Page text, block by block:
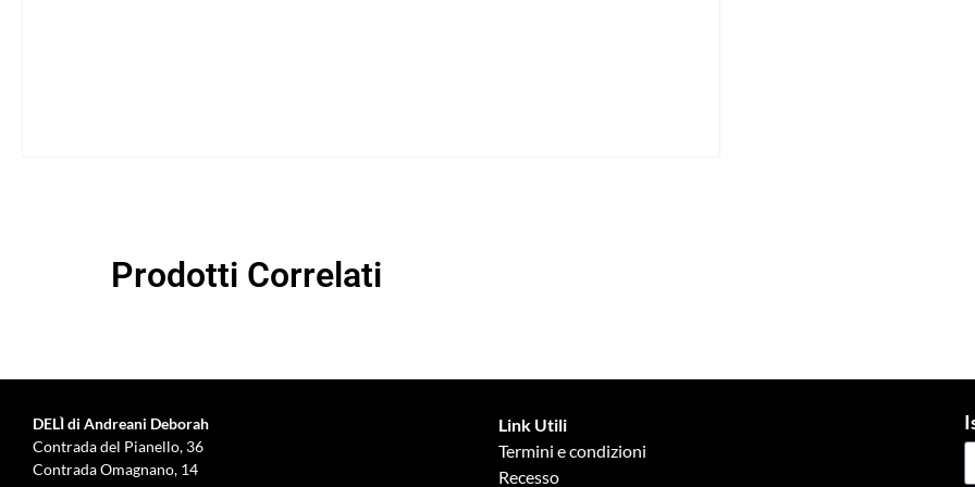
Prodotti Correlati
DELÌ di Andreani Deborah
Contrada del Pianello, 36
Contrada Omagnano, 14
Link Utili
Termini e condizioni
Recesso